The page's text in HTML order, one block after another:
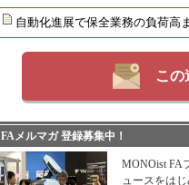
自動化進展で保全業務の負荷高
この
FAメルマガ 登録募集中！
MONOist FA
ュースをは